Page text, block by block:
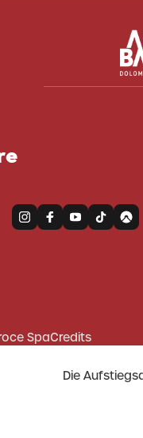
Die
SpaCredits